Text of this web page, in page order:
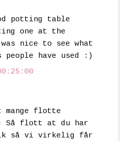
potting table
one at the
nice to see what
have used :)
mange flotte
Så flott at du har
så vi virkelig får